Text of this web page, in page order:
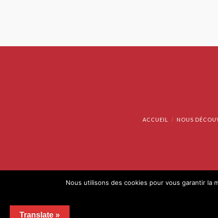
ACCUEIL NOUS
Translate »
Nous utilisons des cookies pour vous garantir